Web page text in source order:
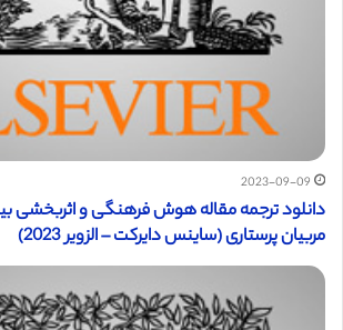
2023-09-09
دانلود ترجمه مقاله هوش فرهنگی و اثربخشی
مربیان پرستاری (ساینس دایرکت – الزویر 2023)